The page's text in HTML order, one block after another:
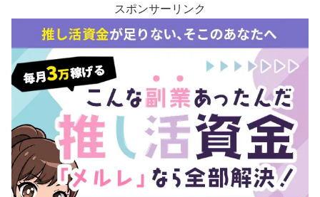
スポンサーリンク